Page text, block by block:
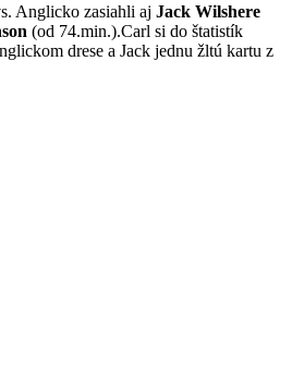
Anglicko zasiahli aj Jack Wilshere
(od 74.min.).Carl si do štatistík
drese a Jack jednu žltú kartu z